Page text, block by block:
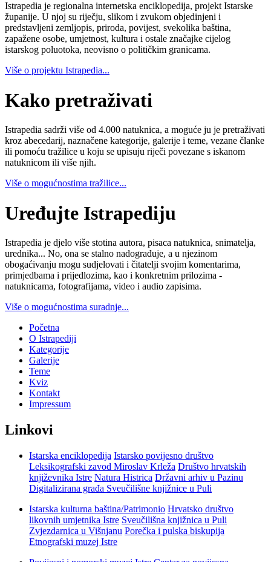
Istrapedia je regionalna internetska enciklopedija, projekt Istarske
županije. U njoj su riječju, slikom i zvukom objedinjeni i
predstavljeni zemljopis, priroda, povijest, svekolika baština,
zapažene osobe, umjetnost, kultura i ostale značajke cijelog
istarskog poluotoka, neovisno o političkim granicama.
Više o projektu Istrapedia...
Kako pretraživati
Istrapedia sadrži više od 4.000 natuknica, a moguće ju je pretraživati
kroz abecedarij, naznačene kategorije, galerije i teme, vezane članke
ili pomoću tražilice u koju se upisuju riječi povezane s iskanom
natuknicom ili više njih.
Više o mogućnostima tražilice...
Uređujte Istrapediju
Istrapedia je djelo više stotina autora, pisaca natuknica, snimatelja,
urednika... No, ona se stalno nadograđuje, a u njezinom
obogaćivanju mogu sudjelovati i čitatelji svojim komentarima,
primjedbama i prijedlozima, kao i konkretnim prilozima -
natuknicama, fotografijama, video i audio zapisima.
Više o mogućnostima suradnje...
Početna
O Istrapediji
Kategorije
Galerije
Teme
Kviz
Kontakt
Impressum
Linkovi
Istarska enciklopedija Istarsko povijesno društvo
Leksikografski zavod Miroslav Krleža Društvo hrvatskih
književnika Istre Natura Histrica Državni arhiv u Pazinu
Digitalizirana građa Sveučilišne knjižnice u Puli
Istarska kulturna baština/Patrimonio Hrvatsko društvo
likovnih umjetnika Istre Sveučilišna knjižnica u Puli
Zvjezdarnica u Višnjanu Porečka i pulska biskupija
Etnografski muzej Istre